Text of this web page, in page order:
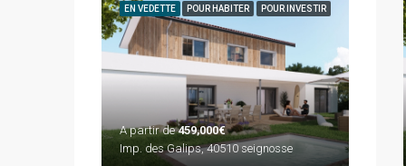
POUR HABITER POUR INVESTIR
EN VEDETTE
A partir de459,000€
Imp. des Galips, 40510 seignosse